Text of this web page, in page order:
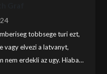
tobbsege turi ezt,
vagy elvezi a latvanyt,
nem erdekli az ugy. Hiaba…